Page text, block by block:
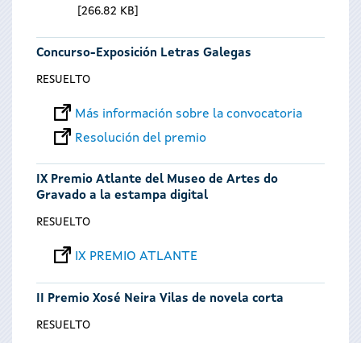
266.82 KB
Concurso-Exposición Letras Galegas
RESUELTO
Más información sobre la convocatoria
Resolución del premio
IX Premio Atlante del Museo de Artes do
Gravado a la estampa digital
RESUELTO
IX PREMIO ATLANTE
II Premio Xosé Neira Vilas de novela corta
RESUELTO